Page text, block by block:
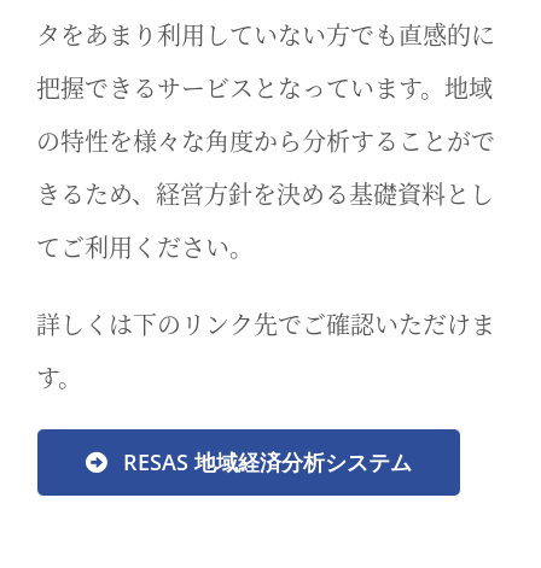
タをあまり利用していない方でも直感的に
把握できるサービスとなっています。地域
の特性を様々な角度から分析することがで
きるため、経営方針を決める基礎資料とし
てご利用ください。
詳しくは下のリンク先でご確認いただけま
す。
RESAS 地域経済分析システム